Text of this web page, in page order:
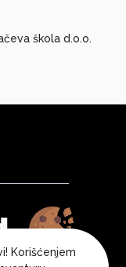
škola d.o.o.
Korišćenjem